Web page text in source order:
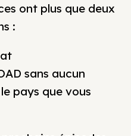
ont plus que deux
:
sans aucun
pays que vous